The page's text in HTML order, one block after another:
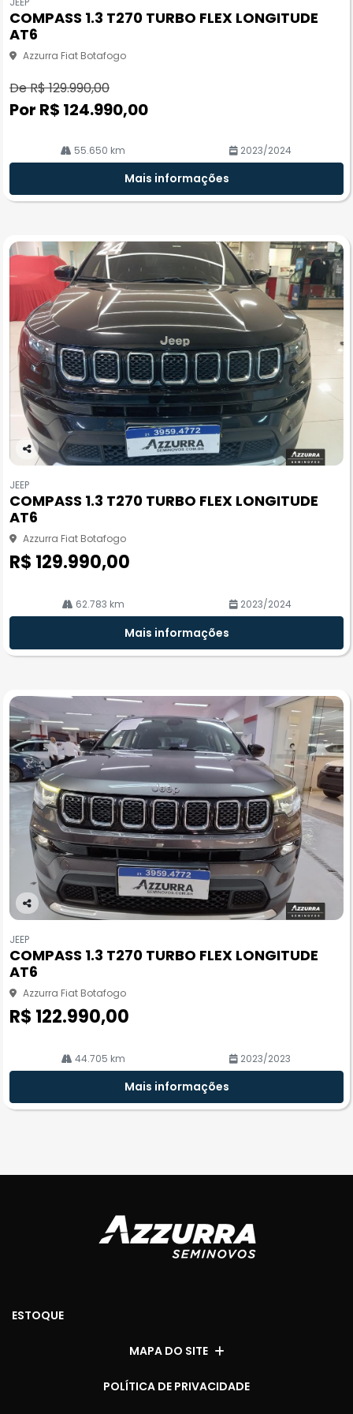
pa
rtil
he
COMPASS 1.3 T270 TURBO FLEX LONGITUDE
AT6
Azzurra Fiat Botafogo
De R$ 129.990,00
Por R$ 124.990,00
55.650 km 2023/2024
Mais informações
Co
pa
rtil
he
JEEP
COMPASS 1.3 T270 TURBO FLEX LONGITUDE
AT6
Azzurra Fiat Botafogo
R$ 129.990,00
62.783 km 2023/2024
Mais informações
Co
pa
rtil
he
JEEP
COMPASS 1.3 T270 TURBO FLEX LONGITUDE
AT6
Azzurra Fiat Botafogo
R$ 122.990,00
44.705 km 2023/2023
Mais informações
ESTOQUE
MAPA DO SITE
POLÍTICA DE PRIVACIDADE